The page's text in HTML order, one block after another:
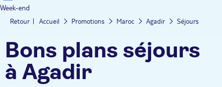
Week-end
Retour Accueil Promotions Maroc Agadir Séjours
Bons plans séjours
à Agadir